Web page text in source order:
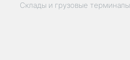
Склады и грузовые терминалы